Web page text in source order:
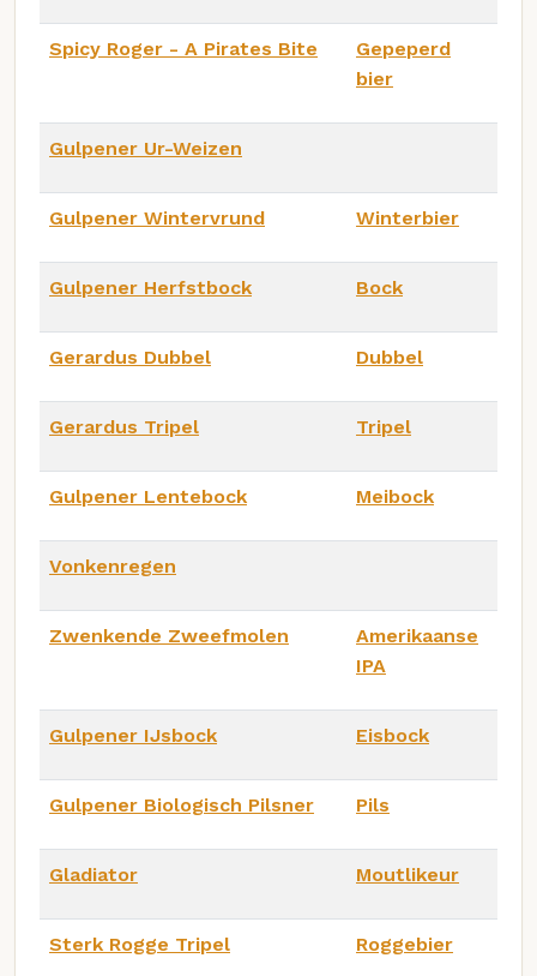
Spicy Roger - A Pirates Bite
Gepeperd
bier
Gulpener Ur-Weizen
Gulpener Wintervrund Winterbier
Gulpener Herfstbock Bock
Gerardus Dubbel Dubbel
Gerardus Tripel Tripel
Gulpener Lentebock Meibock
Vonkenregen
Zwenkende Zweefmolen
Amerikaanse
IPA
Gulpener IJsbock Eisbock
Gulpener Biologisch Pilsner Pils
Gladiator Moutlikeur
Sterk Rogge Tripel Roggebier